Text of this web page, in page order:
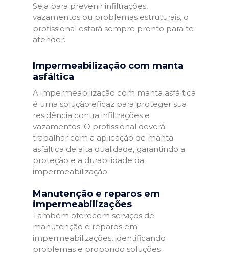
Seja para prevenir infiltrações,
vazamentos ou problemas estruturais, o
profissional estará sempre pronto para te
atender.
Impermeabilização com manta
asfáltica
A impermeabilização com manta asfáltica
é uma solução eficaz para proteger sua
residência contra infiltrações e
vazamentos. O profissional deverá
trabalhar com a aplicação de manta
asfáltica de alta qualidade, garantindo a
proteção e a durabilidade da
impermeabilização.
Manutenção e reparos em
impermeabilizações
Também oferecem serviços de
manutenção e reparos em
impermeabilizações, identificando
problemas e propondo soluções